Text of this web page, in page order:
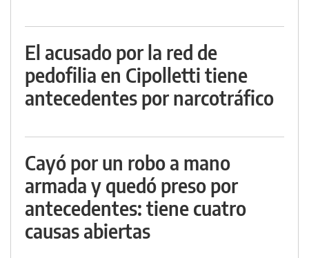
El acusado por la red de
pedofilia en Cipolletti tiene
antecedentes por narcotráfico
Cayó por un robo a mano
armada y quedó preso por
antecedentes: tiene cuatro
causas abiertas